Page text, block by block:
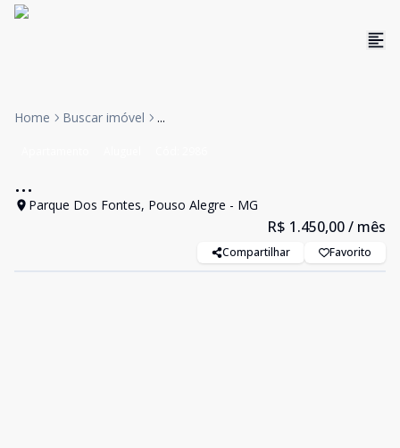
Home Buscar imóvel ...
...
Parque Dos Fontes, Pouso Alegre - MG
R$ 1.450,00/ mês
Compartilhar Favorito